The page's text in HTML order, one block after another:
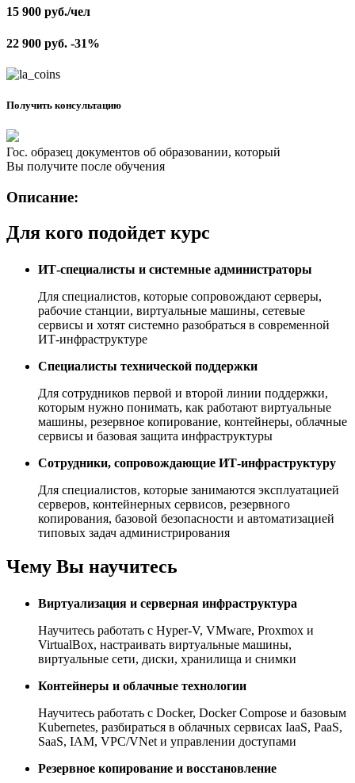
15 900 руб./чел
22 900 руб. -31%
Получить консультацию
Гос. образец документов об образовании, который
Вы получите после обучения
Описание:
Для кого подойдет курс
ИТ-специалисты и системные администраторы
Для специалистов, которые сопровождают серверы,
рабочие станции, виртуальные машины, сетевые
сервисы и хотят системно разобраться в современной
ИТ-инфраструктуре
Специалисты технической поддержки
Для сотрудников первой и второй линии поддержки,
которым нужно понимать, как работают виртуальные
машины, резервное копирование, контейнеры, облачные
сервисы и базовая защита инфраструктуры
Сотрудники, сопровождающие ИТ-инфраструктуру
Для специалистов, которые занимаются эксплуатацией
серверов, контейнерных сервисов, резервного
копирования, базовой безопасности и автоматизацией
типовых задач администрирования
Чему Вы научитесь
Виртуализация и серверная инфраструктура
Научитесь работать с Hyper-V, VMware, Proxmox и
VirtualBox, настраивать виртуальные машины,
виртуальные сети, диски, хранилища и снимки
Контейнеры и облачные технологии
Научитесь работать с Docker, Docker Compose и базовым
Kubernetes, разбираться в облачных сервисах IaaS, PaaS,
SaaS, IAM, VPC/VNet и управлении доступами
Резервное копирование и восстановление